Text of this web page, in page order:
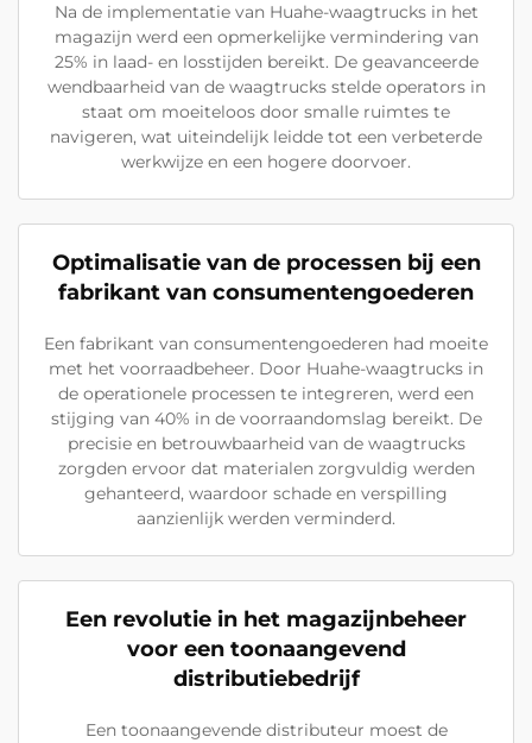
Na de implementatie van Huahe-waagtrucks in het
magazijn werd een opmerkelijke vermindering van
25% in laad- en losstijden bereikt. De geavanceerde
wendbaarheid van de waagtrucks stelde operators in
staat om moeiteloos door smalle ruimtes te
navigeren, wat uiteindelijk leidde tot een verbeterde
werkwijze en een hogere doorvoer.
Optimalisatie van de processen bij een
fabrikant van consumentengoederen
Een fabrikant van consumentengoederen had moeite
met het voorraadbeheer. Door Huahe-waagtrucks in
de operationele processen te integreren, werd een
stijging van 40% in de voorraandomslag bereikt. De
precisie en betrouwbaarheid van de waagtrucks
zorgden ervoor dat materialen zorgvuldig werden
gehanteerd, waardoor schade en verspilling
aanzienlijk werden verminderd.
Een revolutie in het magazijnbeheer
voor een toonaangevend
distributiebedrijf
Een toonaangevende distributeur moest de